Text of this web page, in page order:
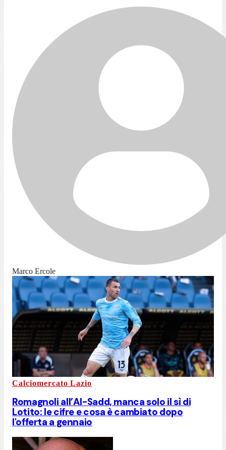
Marco Ercole
Calciomercato Lazio
Romagnoli all’Al-Sadd, manca solo il sì di
Lotito: le cifre e cosa è cambiato dopo
l'offerta a gennaio